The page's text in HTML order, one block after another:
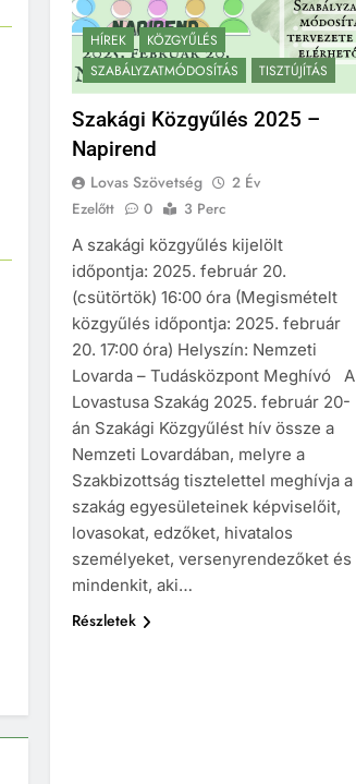
HÍREK
KÖZGYŰLÉS
SZABÁLYZATMÓDOSÍTÁS
TISZTÚJÍTÁS
Szakági Közgyűlés 2025 –
Napirend
Lovas Szövetség
2 Év
Ezelőtt
0
3 Perc
A szakági közgyűlés kijelölt
időpontja: 2025. február 20.
(csütörtök) 16:00 óra (Megismételt
közgyűlés időpontja: 2025. február
20. 17:00 óra) Helyszín: Nemzeti
Lovarda – Tudásközpont Meghívó A
Lovastusa Szakág 2025. február 20-
án Szakági Közgyűlést hív össze a
Nemzeti Lovardában, melyre a
Szakbizottság tisztelettel meghívja a
szakág egyesületeinek képviselőit,
lovasokat, edzőket, hivatalos
személyeket, versenyrendezőket és
mindenkit, aki…
Részletek